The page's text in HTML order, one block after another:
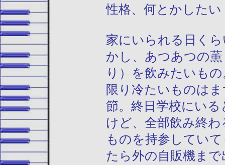
性格、何とかしたい
家にいられる日く
かし、あつあつの
り）を飲みたいも
限り冷たいものは
節。終日学校にい
けど、全部飲み終
ものを持参してい
たら外の自販機ま